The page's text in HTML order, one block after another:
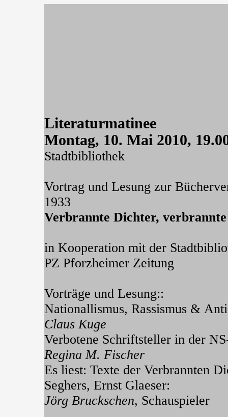
Literaturmatinee
Montag, 10. Mai 2010,
Stadtbibliothek
Vortrag und Lesung zur
1933
Verbrannte Dichter,
in Kooperation mit der
PZ Pforzheimer Zeitung
Vorträge und Lesung::
Nationallismus, Rassismus &
Claus Kuge
Verbotene Schriftsteller in der
Regina M. Fischer
Es liest: Texte der Verbrannten
Seghers, Ernst Glaeser:
Jörg Bruckschen, Schauspieler